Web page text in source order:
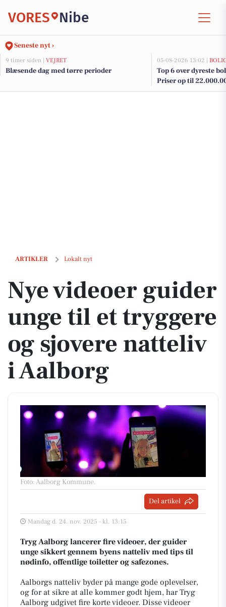
VORES Nibe
Seneste nyt ›
9 timer siden | VEJRET
Blæsende dag med tørre perioder
05-08-2026 13:02 |
Top 6 over dyreste
Priser op til
ARTIKLER Lokalt nyt
Nye videoer guider unge til et tryggere og sjovere natteliv i Aalborg
Nye videoer guider
unge til et tryggere
og sjovere natteliv
i Aalborg
Foto: Aalborg Kommune.
Del artikel
Mandag d. 24. nov. 2025 - kl. 13:15
Tryg Aalborg lancerer fire videoer, der guider
unge sikkert gennem byens natteliv med tips til
nødinfo, offentlige toiletter og safezones.
Aalborgs natteliv byder på mange gode oplevelser,
og for at sikre at alle kommer godt hjem, har Tryg
Aalborg udgivet fire korte videoer. Disse videoer